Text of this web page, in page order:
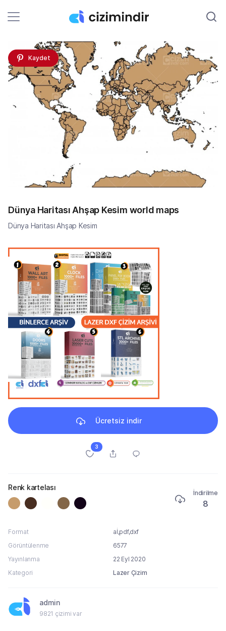
Kaydet
Dünya Haritası Ahşap Kesim world maps
Dünya Haritası Ahşap Kesim
Ücretsiz indir
3
Renk kartelası
İndirilme
8
Format
aİ,pdf,dxf
Görüntülenme
6577
Yayınlanma
22 Eyl 2020
Kategori
Lazer Çizim
admin
9821 çizimi var